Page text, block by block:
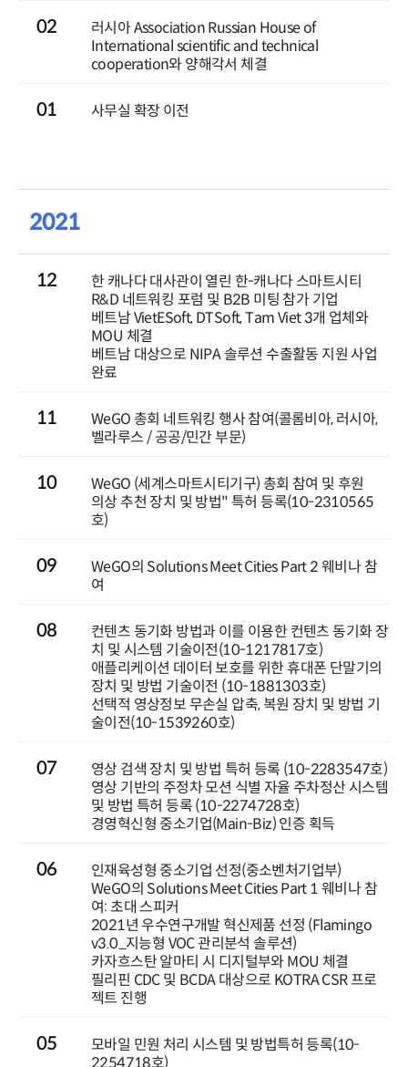
02
러시아 Association Russian House of
International scientific and technical
cooperation와 양해각서 체결
01 사무실 확장 이전
2021
12
한 캐나다 대사관이 열린 한-캐나다 스마트시티
R&D 네트워킹 포럼 및 B2B 미팅 참가 기업
베트남 VietESoft, DTSoft, Tam Viet 3개 업체와
MOU 체결
베트남 대상으로 NIPA 솔루션 수출활동 지원 사업
완료
11
WeGO 총회 네트워킹 행사 참여(콜롬비아, 러시아,
벨라루스 / 공공/민간 부문)
10
WeGO (세계스마트시티기구) 총회 참여 및 후원
의상 추천 장치 및 방법" 특허 등록(10-2310565
호)
09
WeGO의 Solutions Meet Cities Part 2 웨비나 참
여
08
컨텐츠 동기화 방법과 이를 이용한 컨텐츠 동기화 장
치 및 시스템 기술이전(10-1217817호)
애플리케이션 데이터 보호를 위한 휴대폰 단말기의
장치 및 방법 기술이전 (10-1881303호)
선택적 영상정보 무손실 압축, 복원 장치 및 방법 기
술이전(10-1539260호)
07
영상 검색 장치 및 방법 특허 등록 (10-2283547호)
영상 기반의 주정차 모션 식별 자율 주차정산 시스템
및 방법 특허 등록 (10-2274728호)
경영혁신형 중소기업(Main-Biz) 인증 획득
06
인재육성형 중소기업 선정(중소벤처기업부)
WeGO의 Solutions Meet Cities Part 1 웨비나 참
여: 초대 스피커
2021년 우수연구개발 혁신제품 선정 (Flamingo
v3.0_지능형 VOC 관리분석 솔루션)
카자흐스탄 알마티 시 디지털부와 MOU 체결
필리핀 CDC 및 BCDA 대상으로 KOTRA CSR 프로
젝트 진행
05
모바일 민원 처리 시스템 및 방법특허 등록(10-
2254718호)